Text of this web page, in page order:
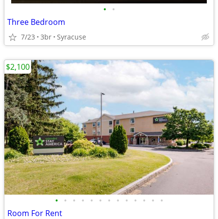
• •
Three Bedroom
7/23 3br Syracuse
• • • • • • • • • • • • •
Room For Rent
$2,100